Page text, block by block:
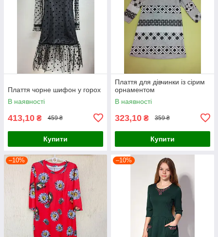
Плаття чорне шифон у горох
В наявності
413,10 ₴ 459 ₴
Купити
Плаття для дівчинки із сірим
орнаментом
В наявності
323,10 ₴ 359 ₴
Купити
–10% –10%